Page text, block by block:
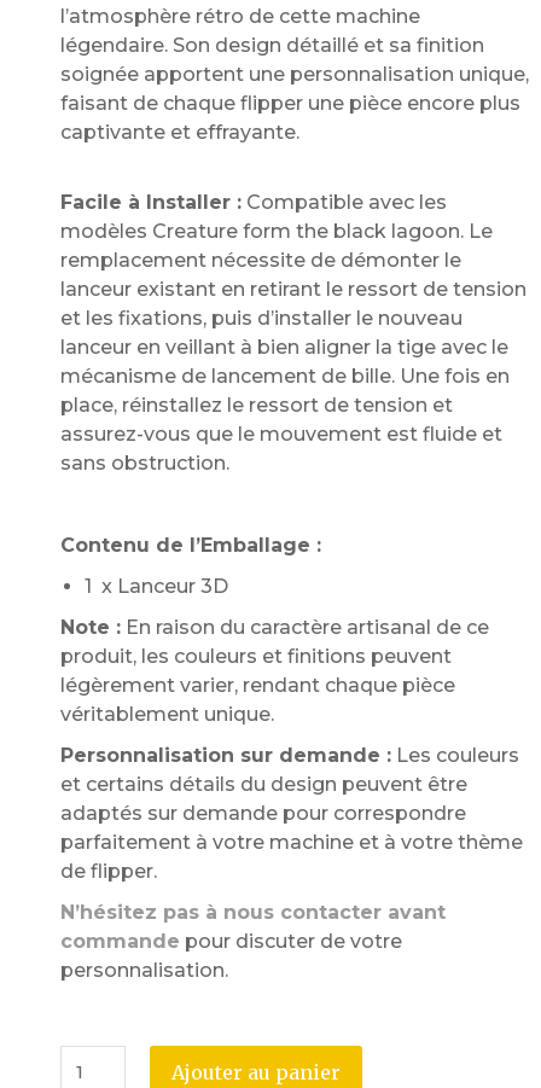
l’atmosphère rétro de cette machine
légendaire. Son design détaillé et sa finition
soignée apportent une personnalisation unique,
faisant de chaque flipper une pièce encore plus
captivante et effrayante.
Facile à Installer : Compatible avec les
modèles Creature form the black lagoon. Le
remplacement nécessite de démonter le
lanceur existant en retirant le ressort de tension
et les fixations, puis d’installer le nouveau
lanceur en veillant à bien aligner la tige avec le
mécanisme de lancement de bille. Une fois en
place, réinstallez le ressort de tension et
assurez-vous que le mouvement est fluide et
sans obstruction.
Contenu de l’Emballage :
1 x Lanceur 3D
Note : En raison du caractère artisanal de ce
produit, les couleurs et finitions peuvent
légèrement varier, rendant chaque pièce
véritablement unique.
Personnalisation sur demande : Les couleurs
et certains détails du design peuvent être
adaptés sur demande pour correspondre
parfaitement à votre machine et à votre thème
de flipper.
N’hésitez pas à nous contacter avant
commande pour discuter de votre
personnalisation.
Ajouter au panier